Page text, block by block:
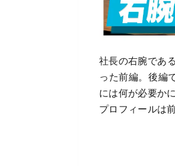
社長の右腕であ
った前編。後編
には何が必要か
プロフィールは